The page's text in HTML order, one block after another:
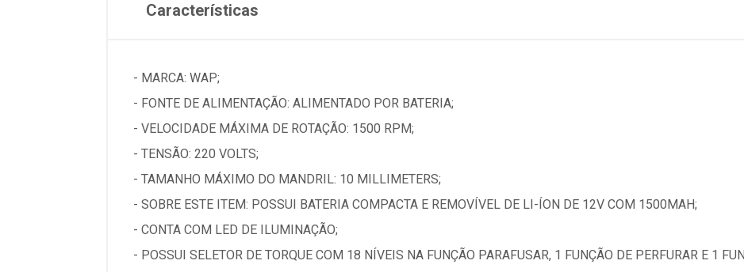
Características
- MARCA: WAP;
- FONTE DE ALIMENTAÇÃO: ALIMENTADO POR BATERIA;
- VELOCIDADE MÁXIMA DE ROTAÇÃO: 1500 RPM;
- TENSÃO: 220 VOLTS;
- TAMANHO MÁXIMO DO MANDRIL: 10 MILLIMETERS;
- SOBRE ESTE ITEM: POSSUI BATERIA COMPACTA E REMOVÍVEL DE LI-ÍON DE 12V COM 1500MAH;
- CONTA COM LED DE ILUMINAÇÃO;
- POSSUI SELETOR DE TORQUE COM 18 NÍVEIS NA FUNÇÃO PARAFUSAR, 1 FUNÇÃO DE PERFURAR E 1